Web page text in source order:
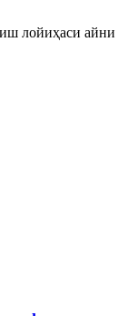
лойиҳаси айни